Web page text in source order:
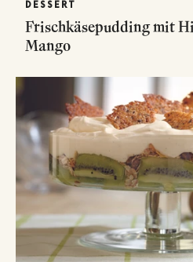
DESSERT
Frischkäsepudding mit
Mango